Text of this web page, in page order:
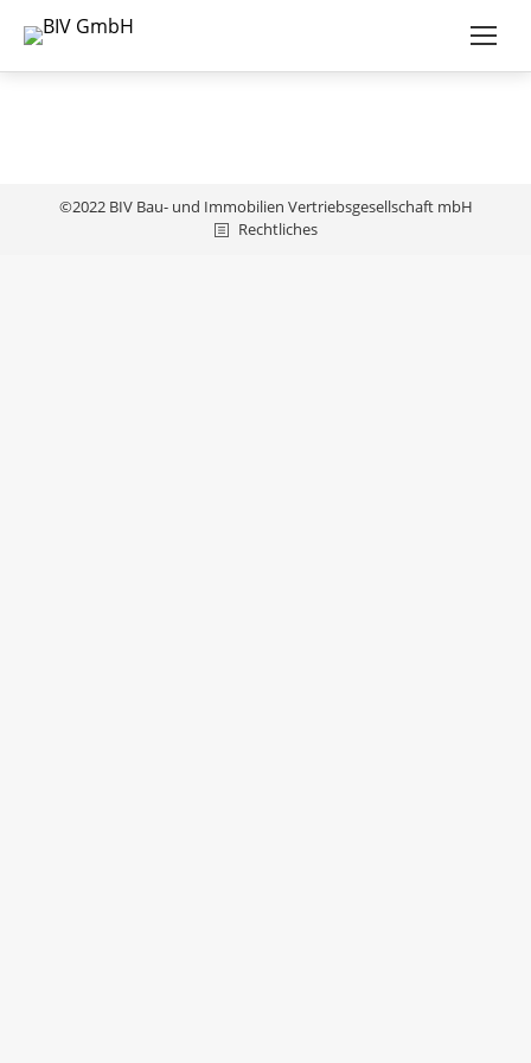
©2022 BIV Bau- und Immobilien Vertriebsgesellschaft mbH
Rechtliches